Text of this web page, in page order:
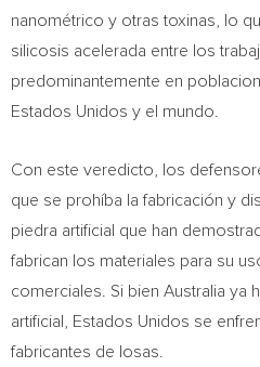
nanométrico y otras toxinas, lo
silicosis acelerada entre los
predominantemente en
Estados Unidos y el mundo.
Con este veredicto, los
que se prohíba la fabricación y
piedra artificial que han
fabrican los materiales para su
comerciales. Si bien Australia ya
artificial, Estados Unidos se
fabricantes de losas.